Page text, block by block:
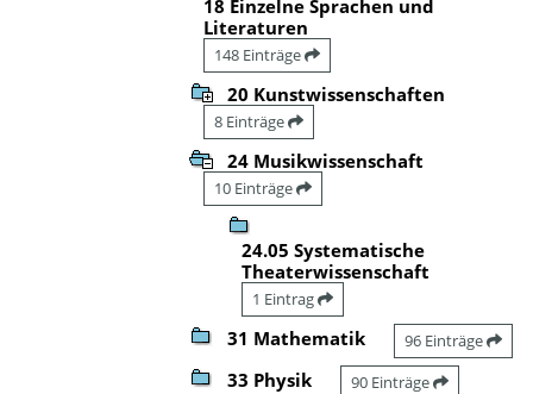
18 Einzelne Sprachen und
Literaturen
148 Einträge
20 Kunstwissenschaften
8 Einträge
24 Musikwissenschaft
10 Einträge
24.05 Systematische
Theaterwissenschaft
1 Eintrag
31 Mathematik 96 Einträge
33 Physik 90 Einträge